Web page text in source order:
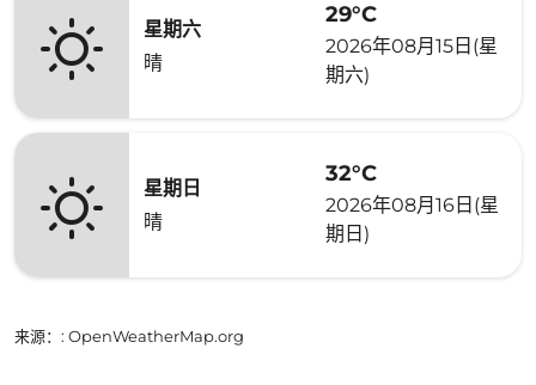
星期六
晴
29°C
2026年08月15日(星
期六)
星期日
晴
32°C
2026年08月16日(星
期日)
来源： : OpenWeatherMap.org